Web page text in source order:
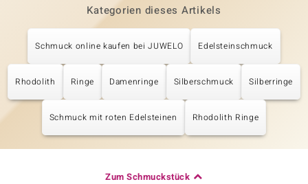
Kategorien dieses Artikels
Schmuck online kaufen bei JUWELO Edelsteinschmuck
Rhodolith Ringe Damenringe Silberschmuck Silberringe
Schmuck mit roten Edelsteinen Rhodolith Ringe
Zum Schmuckstück